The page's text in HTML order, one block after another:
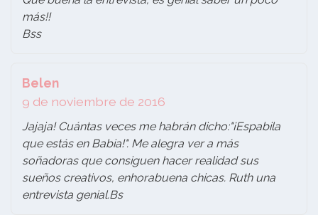
más!!
Bss
Belen
9 de noviembre de 2016
Jajaja! Cuántas veces me habrán dicho:"¡Espabila
que estás en Babia!". Me alegra ver a más
soñadoras que consiguen hacer realidad sus
sueños creativos, enhorabuena chicas. Ruth una
entrevista genial.Bs